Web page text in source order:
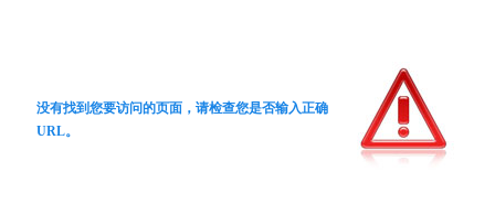
没有找到您要访问的页面，请检查您是否输入正确
URL。